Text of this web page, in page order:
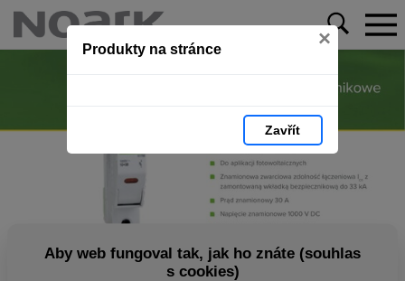
Produkty na stránce ×
Zavřít
Aby web fungoval tak, jak ho znáte (souhlas
s cookies)